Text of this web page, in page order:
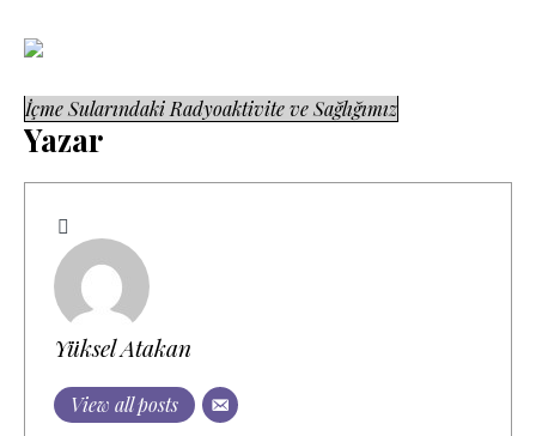
İçme Sularındaki Radyoaktivite ve Sağlığımız
Yazar
Yüksel Atakan
View all posts